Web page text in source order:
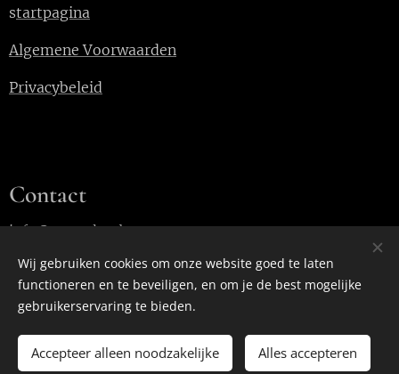
TOEVOEGEN AAN DE WINKELWAGEN
startpagina
Algemene Voorwaarden
Privacybeleid
Contact
info@100walter.be
Cookies
Wij gebruiken cookies om onze website goed te laten
functioneren en te beveiligen, en om je de best mogelijke
gebruikerservaring te bieden.
Accepteer alleen noodzakelijke Alles accepteren